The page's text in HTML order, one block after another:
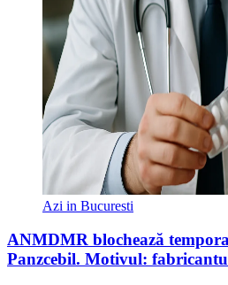
Azi in Bucuresti
ANMDMR blochează
Panzcebil. Motivul: